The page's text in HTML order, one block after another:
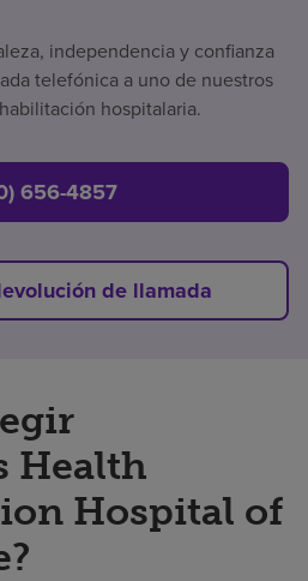
independencia y confianza
telefónica a uno de nuestros
hospitalaria.
656-4857
de llamada
Health
Hospital of